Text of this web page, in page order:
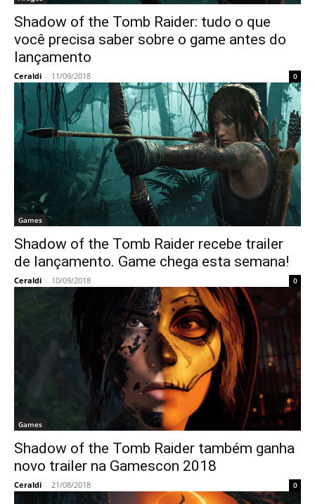
Shadow of the Tomb Raider: tudo o que
você precisa saber sobre o game antes do
lançamento
Ceraldi - 11/09/2018 0
Games
Shadow of the Tomb Raider recebe trailer
de lançamento. Game chega esta semana!
Ceraldi - 10/09/2018 0
Games
Shadow of the Tomb Raider também ganha
novo trailer na Gamescon 2018
Ceraldi - 21/08/2018 0